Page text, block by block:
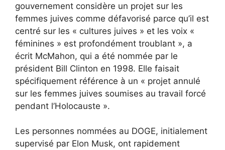
gouvernement considère un projet sur les
femmes juives comme défavorisé parce qu’il est
centré sur les « cultures juives » et les voix «
féminines » est profondément troublant », a
écrit McMahon, qui a été nommée par le
président Bill Clinton en 1998. Elle faisait
spécifiquement référence à un « projet annulé
sur les femmes juives soumises au travail forcé
pendant l’Holocauste ».
Les personnes nommées au DOGE, initialement
supervisé par Elon Musk, ont rapidement